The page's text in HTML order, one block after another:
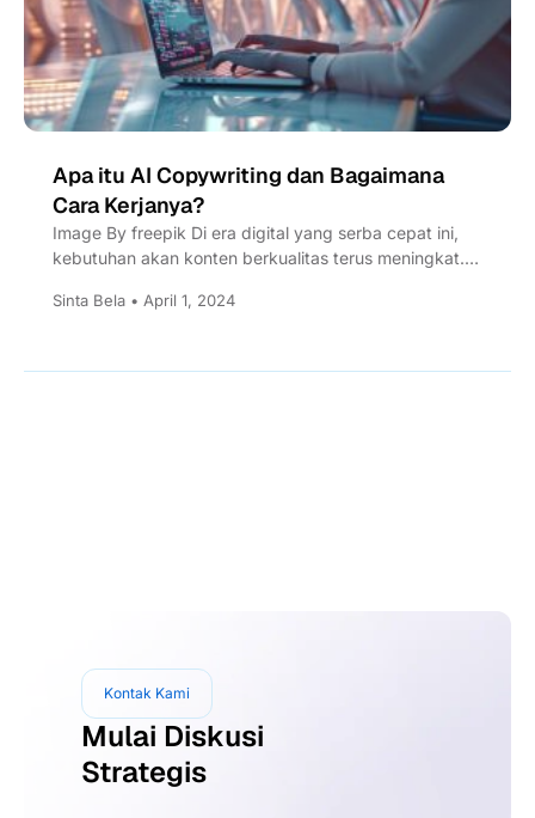
Apa itu AI Copywriting dan Bagaimana
Cara Kerjanya?
Image By freepik Di era digital yang serba cepat ini,
kebutuhan akan konten berkualitas terus meningkat.
Sinta Bela • April 1, 2024
Kontak Kami
Mulai Diskusi
Strategis